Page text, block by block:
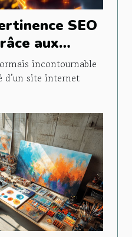
SEO
aux
rédacteurs
incontournable
site internet